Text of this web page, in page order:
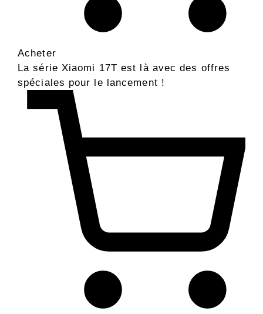
Acheter
La série Xiaomi 17T est là avec des offres
spéciales pour le lancement !